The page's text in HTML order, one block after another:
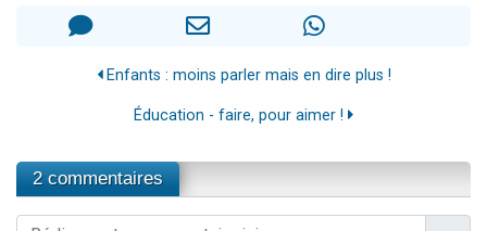
Enfants : moins parler mais en dire plus !
Éducation - faire, pour aimer !
2 commentaires